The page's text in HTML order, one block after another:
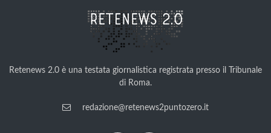
Retenews 2.0 è una testata giornalistica registrata presso il Tribunale
di Roma.
redazione@retenews2puntozero.it